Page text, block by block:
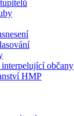
občany
HMP